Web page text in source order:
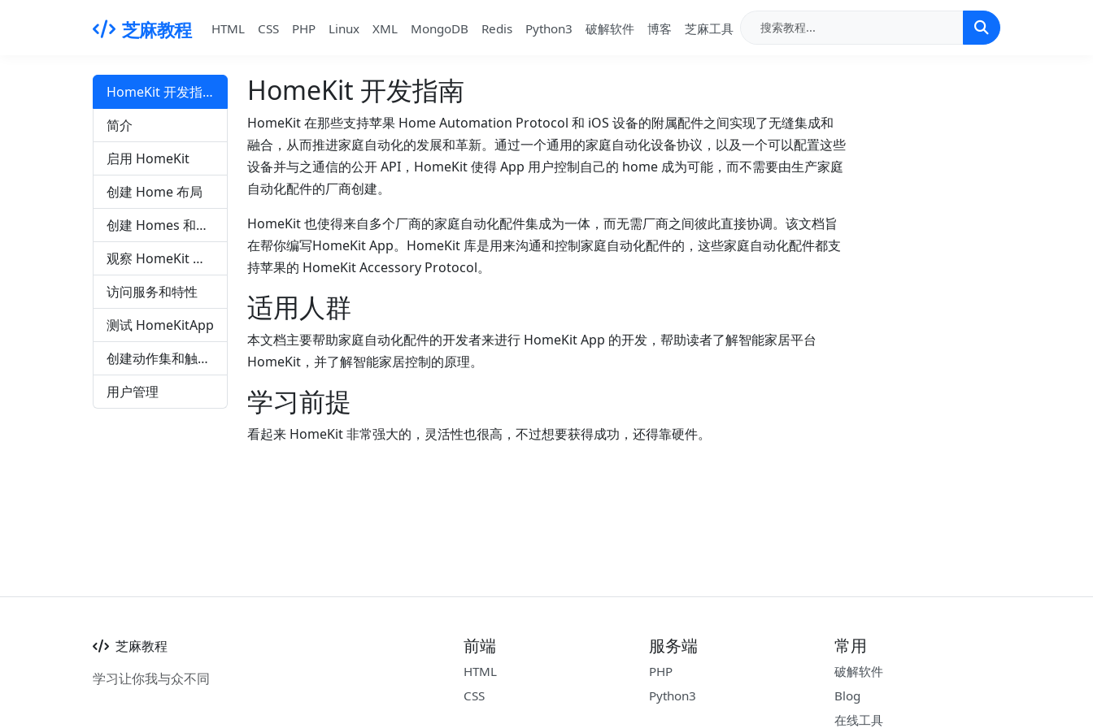
芝麻教程 HTML CSS PHP Linux XML MongoDB Redis Python3 破解软件 博客 芝麻工具
HomeKit 开发指南
简介
启用 HomeKit
创建 Home 布局
创建 Homes 和添加 Accessories
观察 HomeKit 数据库的变化
访问服务和特性
测试 HomeKitApp
创建动作集和触发器
用户管理
HomeKit 开发指南
HomeKit 在那些支持苹果 Home Automation Protocol 和 iOS 设备的附属配件之间实现了无缝集成和
融合，从而推进家庭自动化的发展和革新。通过一个通用的家庭自动化设备协议，以及一个可以配置这些
设备并与之通信的公开 API，HomeKit 使得 App 用户控制自己的 home 成为可能，而不需要由生产家庭
自动化配件的厂商创建。
HomeKit 也使得来自多个厂商的家庭自动化配件集成为一体，而无需厂商之间彼此直接协调。该文档旨
在帮你编写HomeKit App。HomeKit 库是用来沟通和控制家庭自动化配件的，这些家庭自动化配件都支
持苹果的 HomeKit Accessory Protocol。
适用人群
本文档主要帮助家庭自动化配件的开发者来进行 HomeKit App 的开发，帮助读者了解智能家居平台
HomeKit，并了解智能家居控制的原理。
学习前提
看起来 HomeKit 非常强大的，灵活性也很高，不过想要获得成功，还得靠硬件。
芝麻教程
学习让你我与众不同
前端
HTML
CSS
服务端
PHP
Python3
常用
破解软件
Blog
在线工具